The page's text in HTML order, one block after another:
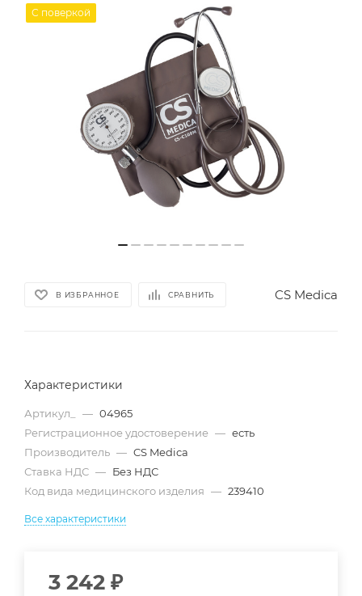
С поверкой
В ИЗБРАННОЕ СРАВНИТЬ CS Medica
Характеристики
Артикул_ — 04965
Регистрационное удостоверение — есть
Производитель — CS Medica
Ставка НДС — Без НДС
Код вида медицинского изделия — 239410
Все характеристики
3 242 ₽